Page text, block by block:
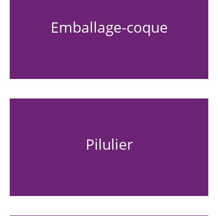
Emballage-coque
Pilulier